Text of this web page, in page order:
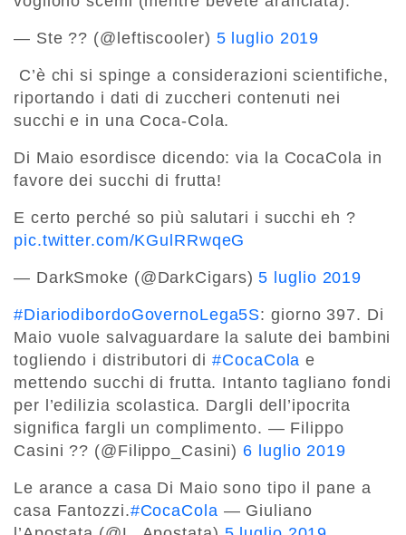
— Ste ?? (@leftiscooler) 5 luglio 2019
C’è chi si spinge a considerazioni scientifiche,
riportando i dati di zuccheri contenuti nei
succhi e in una Coca-Cola.
Di Maio esordisce dicendo: via la CocaCola in
favore dei succhi di frutta!
E certo perché so più salutari i succhi eh ?
pic.twitter.com/KGulRRwqeG
— DarkSmoke (@DarkCigars)5 luglio 2019
#DiariodibordoGovernoLega5S: giorno 397. Di
Maio vuole salvaguardare la salute dei bambini
togliendo i distributori di#CocaCola e
mettendo succhi di frutta. Intanto tagliano fondi
per l’edilizia scolastica. Dargli dell’ipocrita
significa fargli un complimento. — Filippo
Casini ?? (@Filippo_Casini) 6 luglio 2019
Le arance a casa Di Maio sono tipo il pane a
casa Fantozzi.#CocaCola — Giuliano